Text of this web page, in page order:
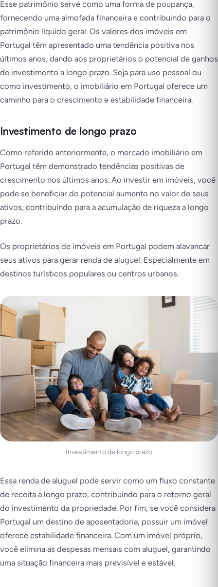
Esse patrimônio serve como uma forma de poupança,
fornecendo uma almofada financeira e contribuindo para o
patrimônio líquido geral. Os valores dos imóveis em
Portugal têm apresentado uma tendência positiva nos
últimos anos, dando aos proprietários o potencial de ganhos
de investimento a longo prazo. Seja para uso pessoal ou
como investimento, o imobiliário em Portugal oferece um
caminho para o crescimento e estabilidade financeira.
Investimento de longo prazo
Como referido anteriormente, o mercado imobiliário em
Portugal têm demonstrado tendências positivas de
crescimento nos últimos anos. Ao investir em imóveis, você
pode se beneficiar do potencial aumento no valor de seus
ativos, contribuindo para a acumulação de riqueza a longo
prazo.
Os proprietários de imóveis em Portugal podem alavancar
seus ativos para gerar renda de aluguel. Especialmente em
destinos turísticos populares ou centros urbanos.
Investimento de longo prazo
Essa renda de aluguel pode servir como um fluxo constante
de receita a longo prazo, contribuindo para o retorno geral
do investimento da propriedade. Por fim, se você considera
Portugal um destino de aposentadoria, possuir um imóvel
oferece estabilidade financeira. Com um imóvel próprio,
você elimina as despesas mensais com aluguel, garantindo
uma situação financeira mais previsível e estável.